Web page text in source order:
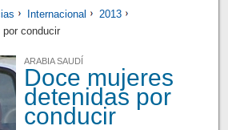
Internacional
2013
conducir
ARABIA SAUDÍ
Doce mujeres
detenidas por
conducir